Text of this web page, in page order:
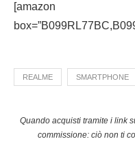
[amazon
REALME SMARTPHONE
Quando acquisti tramite i link
commissione: ciò non ti